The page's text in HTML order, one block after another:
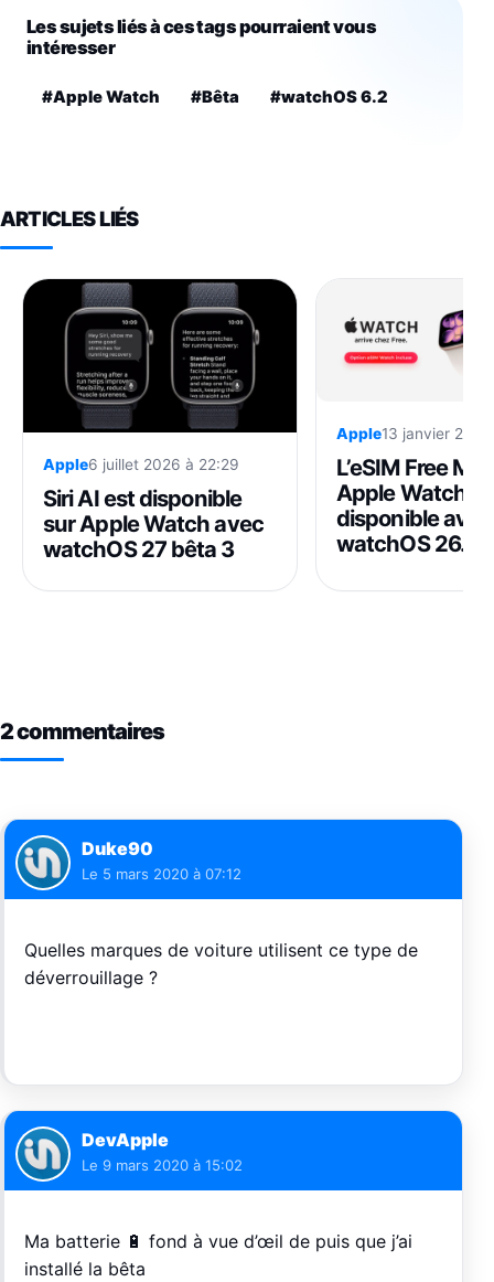
Les sujets liés à ces tags pourraient vous
intéresser
#Apple Watch #Bêta #watchOS 6.2
ARTICLES LIÉS
Apple6 juillet 2026 à 22:29
Siri AI est disponible
sur Apple Watch avec
watchOS 27 bêta 3
Apple13 janvier
L’eSIM Free
Apple Watch
disponible avec
watchOS 26.3
2 commentaires
Duke90
Le 5 mars 2020 à 07:12
Quelles marques de voiture utilisent ce type de
déverrouillage ?
DevApple
Le 9 mars 2020 à 15:02
Ma batterie 🔋 fond à vue d’œil de puis que j’ai
installé la bêta